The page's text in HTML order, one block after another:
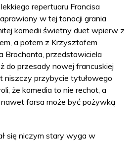
repertuaru Francisa
w tej tonacji grania
komedii świetny duet wpierw z
a potem z Krzysztofem
Brochanta, przedstawiciela
do przesady nowej francuskiej
niszczy przybycie tytułowego
że komedia to nie rechot, a
nawet farsa może być pożywką
się niczym stary wyga w